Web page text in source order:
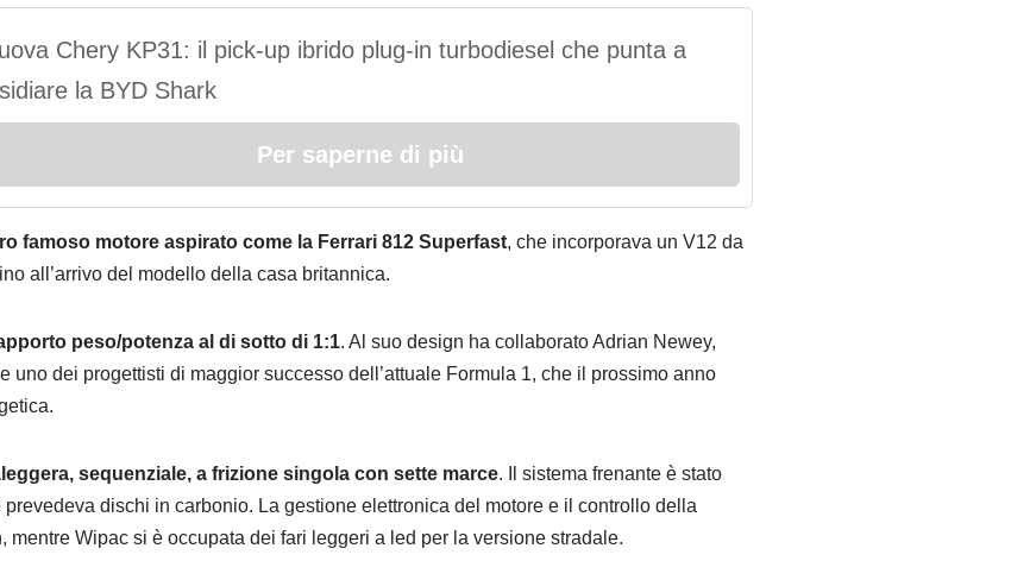
Chery KP31: il pick-up ibrido plug-in turbodiesel che punta a
la BYD Shark
Per saperne di più
famoso motore aspirato come la Ferrari 812 Superfast, che incorporava un V12 da
all’arrivo del modello della casa britannica.
peso/potenza al di sotto di 1:1. Al suo design ha collaborato Adrian Newey,
uno dei progettisti di maggior successo dell’attuale Formula 1, che il prossimo anno
sequenziale, a frizione singola con sette marce. Il sistema frenante è stato
dischi in carbonio. La gestione elettronica del motore e il controllo della
Wipac si è occupata dei fari leggeri a led per la versione stradale.